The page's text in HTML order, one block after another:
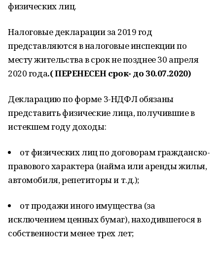
физических лиц.
Налоговые декларации за 2019 год
представляются в налоговые инспекции по
месту жительства в срок не позднее 30 апреля
2020 года.( ПЕРЕНЕСЕН срок- до 30.07.2020)
Декларацию по форме 3-НДФЛ обязаны
представить физические лица, получившие в
истекшем году доходы:
от физических лиц по договорам гражданско-
правового характера (найма или аренды жилья,
автомобиля, репетиторы и т.д.);
от продажи иного имущества (за
исключением ценных бумаг), находившегося в
собственности менее трех лет;